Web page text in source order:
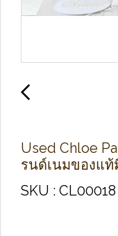
Used Chloe
รนด์เนมของแท้
SKU : CL00018